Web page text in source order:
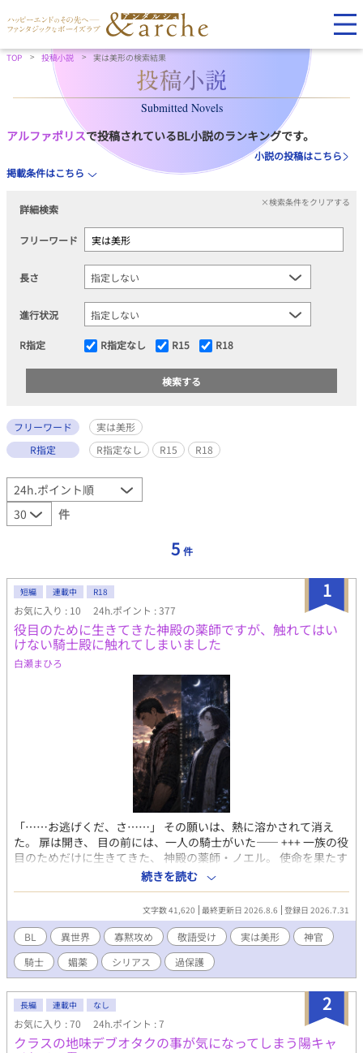
TOP 投稿小説 実は美形の検索結果
Submitted Novels
アルファポリスで投稿されているBL小説のランキングです。
小説の投稿はこちら
掲載条件はこちら
詳細検索
×検索条件をクリアする
フリーワード
長さ
進行状況
R指定 R指定なし R15 R18
フリーワード
実は美形
R指定
R指定なし R15 R18
件
5 件
1
短編 連載中 R18
お気に入り : 10 24h.ポイント : 377
役目のために生きてきた神殿の薬師ですが、触れてはい
けない騎士殿に触れてしまいました
白瀬まひろ
「……お逃げくだ、さ……」 その願いは、熱に溶かされて消え
た。 扉は開き、 目の前には、一人の騎士がいた―― +++ 一族の役
目のためだけに生きてきた、 神殿の薬師・ノエル。 使命を果たす
こと、人を救うことだけを願い、 自分自身の幸せを望んだことは
一度もなかった。 ある時、不器用だが誰よりも真っ直ぐな騎士・
ダンテと出会い、 穏やかな日々を積み重ねていく。 だが、一つの
薬の事故が、 二人の関係を大きく動かしていく―― 触れた理由
は、薬だった。 けれど、手を伸ばした理由は ――薬では、なかっ
た。 これは、使命を終わらせるために生きてきた薬師が、一人の
騎士と出会い、誰かと共に生きる温もりに初めて触れる物語。
【『無価値とされた未発現Ωの僕が、たった一人の騎士団長αをす
べて狂わせていく』スピンオフ】 ⸻ ※22〜23時更新予定 ※
本編未読でもお楽しみいただけます。 ※表紙に生成AIを利用して
います
続きを読む
文字数 41,620 最終更新日 2026.8.6 登録日 2026.7.31
BL 異世界 寡黙攻め 敬語受け 実は美形
神官
騎士
媚薬 シリアス 過保護
2
長編 連載中 なし
お気に入り : 70 24h.ポイント : 7
クラスの地味デブオタクの事が気になってしまう陽キャ